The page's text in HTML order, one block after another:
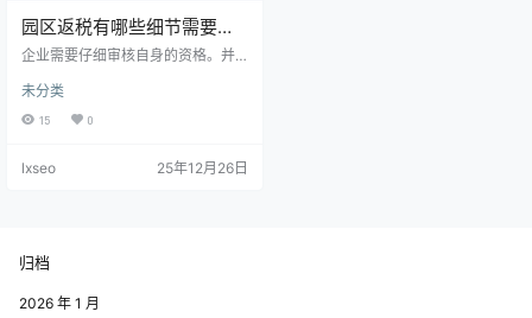
园区返税有哪些细节需要特
别留意，确保您的资金安
企业需要仔细审核自身的资格。并
税政策， 在申请之前，应详细了解
相关政策，确保您符合申请条件。
前确认，可以避免后期申请的浪
一不可。确保资料的完整性和真实
可能导致…
未分类
15 0
lxseo 25年12月26日
归档
2026 年 1 月